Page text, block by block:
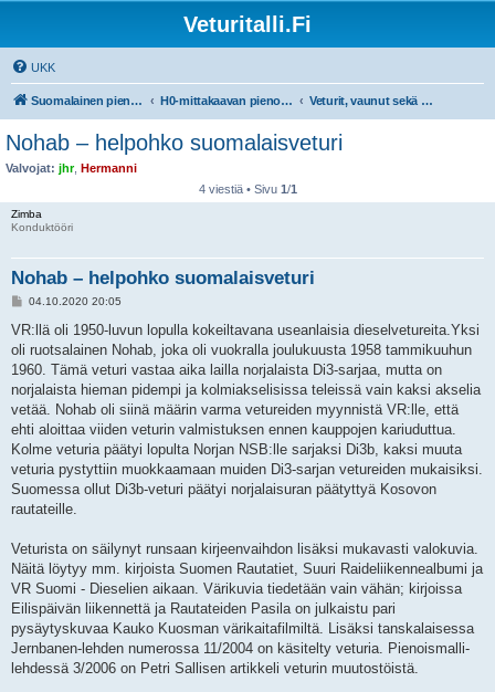
Veturitalli.Fi
UKK
Suomalainen pienoisrautatiefoorumi H0-mittakaavan pienoisrautatiet Veturit, vaunut sekä muu liikkuva kalusto
Nohab – helpohko suomalaisveturi
Valvojat: jhr, Hermanni
4 viestiä • Sivu 1/1
Zimba
Konduktööri
Nohab – helpohko suomalaisveturi
V
e
t
i
04.10.2020 20:05
VR:llä oli 1950-luvun lopulla kokeiltavana useanlaisia dieselvetureita.Yksi
oli ruotsalainen Nohab, joka oli vuokralla joulukuusta 1958 tammikuuhun
1960. Tämä veturi vastaa aika lailla norjalaista Di3-sarjaa, mutta on
norjalaista hieman pidempi ja kolmiakselisissa teleissä vain kaksi akselia
vetää. Nohab oli siinä määrin varma vetureiden myynnistä VR:lle, että
ehti aloittaa viiden veturin valmistuksen ennen kauppojen kariuduttua.
Kolme veturia päätyi lopulta Norjan NSB:lle sarjaksi Di3b, kaksi muuta
veturia pystyttiin muokkaamaan muiden Di3-sarjan vetureiden mukaisiksi.
Suomessa ollut Di3b-veturi päätyi norjalaisuran päätyttyä Kosovon
rautateille.
Veturista on säilynyt runsaan kirjeenvaihdon lisäksi mukavasti valokuvia.
Näitä löytyy mm. kirjoista Suomen Rautatiet, Suuri Raideliikennealbumi ja
VR Suomi - Dieselien aikaan. Värikuvia tiedetään vain vähän; kirjoissa
Eilispäivän liikennettä ja Rautateiden Pasila on julkaistu pari
pysäytyskuvaa Kauko Kuosman värikaitafilmiltä. Lisäksi tanskalaisessa
Jernbanen-lehden numerossa 11/2004 on käsitelty veturia. Pienoismalli-
lehdessä 3/2006 on Petri Sallisen artikkeli veturin muutostöistä.